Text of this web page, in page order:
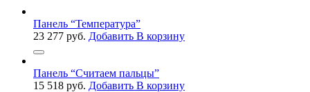
Панель “Температура”
23 277 руб. Добавить В корзину
Панель “Считаем пальцы”
15 518 руб. Добавить В корзину